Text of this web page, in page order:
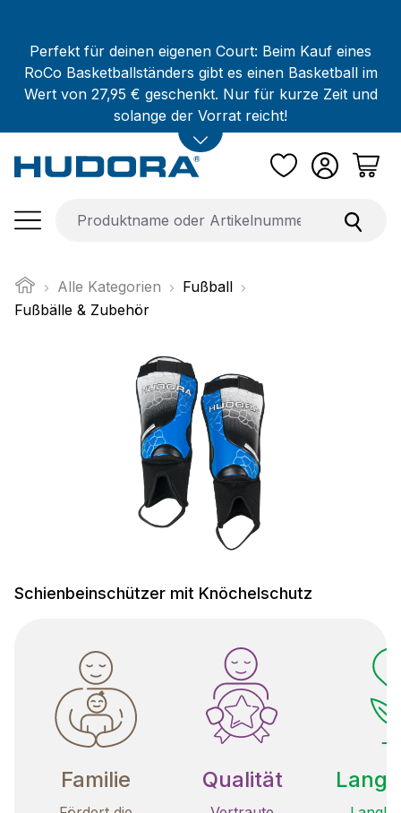
Perfekt für deinen eigenen Court: Beim Kauf eines
RoCo Basketballständers gibt es einen Basketball im
Wert von 27,95 € geschenkt. Nur für kurze Zeit und
solange der Vorrat reicht!
Alle Kategorien
Fußball
Fußbälle & Zubehör
Bildergalerie überspringen
Schienbeinschützer mit Knöchelschutz
Familie Qualität